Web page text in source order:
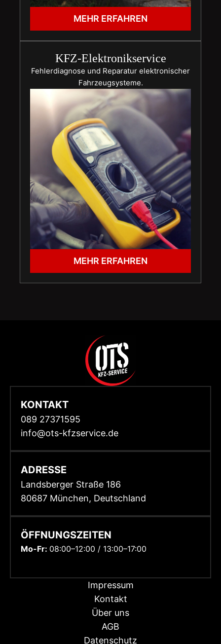
MEHR ERFAHREN
KFZ-Elektronikservice
Fehlerdiagnose und Reparatur elektronischer
Fahrzeugsysteme.
MEHR ERFAHREN
KONTAKT
089 27371595
info@ots-kfzservice.de
ADRESSE
Landsberger Straße 186
80687 München, Deutschland
ÖFFNUNGSZEITEN
Mo-Fr: 08:00–12:00 / 13:00–17:00
Impressum
Kontakt
Über uns
AGB
Datenschutz